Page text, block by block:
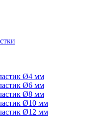
Ø4 мм
Ø6 мм
Ø8 мм
Ø10 мм
Ø12 мм